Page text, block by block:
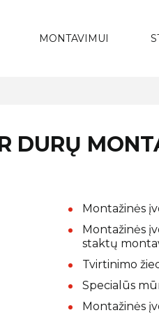
MONTAVIMUI
DURŲ
Montažinės
Montažinės
staktų
Tvirtinimo
Specialūs
Montažinės